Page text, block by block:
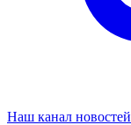
Наш канал новостей